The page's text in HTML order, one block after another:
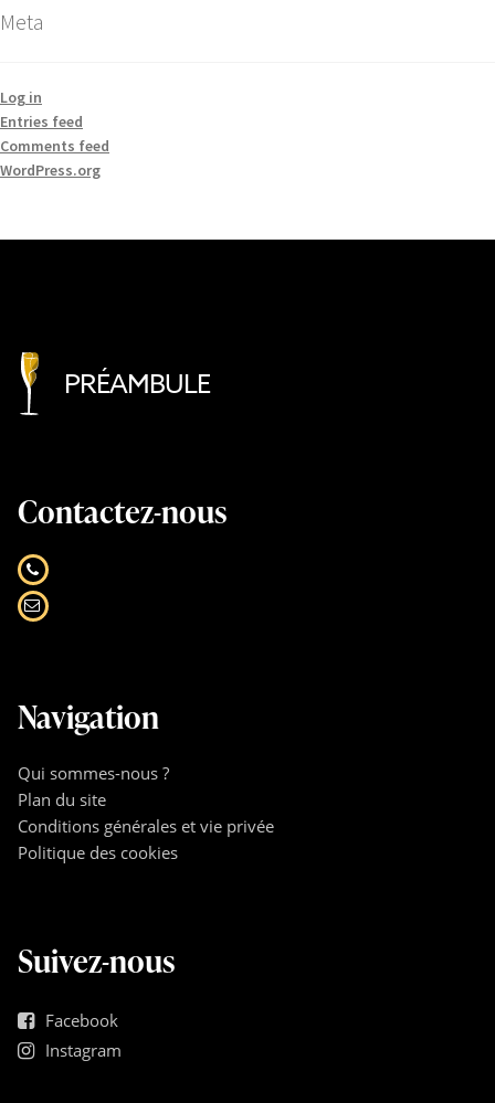
Meta
Log in
Entries feed
Comments feed
WordPress.org
PRÉAMBULE
Contactez-nous
Navigation
Qui sommes-nous ?
Plan du site
Conditions générales et vie privée
Politique des cookies
Suivez-nous
Facebook
Instagram